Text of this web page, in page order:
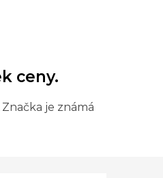
ceny.
je známá